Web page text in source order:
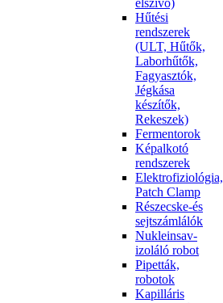
Hűtési
rendszerek
(ULT, Hűtők,
Laborhűtők,
Fagyasztók,
Jégkása
készítők,
Rekeszek)
Fermentorok
Képalkotó
rendszerek
Elektrofiziológia,
Patch Clamp
Részecske-és
sejtszámlálók
Nukleinsav-
izoláló robot
Pipetták,
robotok
Kapilláris